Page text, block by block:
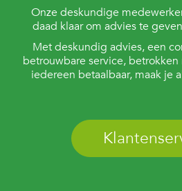
Onze deskundige
daad klaar om advies te
Met deskundig advies, een
betrouwbare service,
iedereen betaalbaar, maak je